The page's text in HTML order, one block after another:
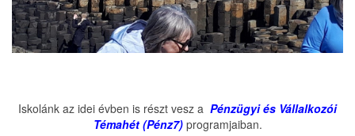
Iskolánk az idei évben is részt vesz a Pénzügyi és Vállalkozói
Témahét (Pénz7)programjaiban.